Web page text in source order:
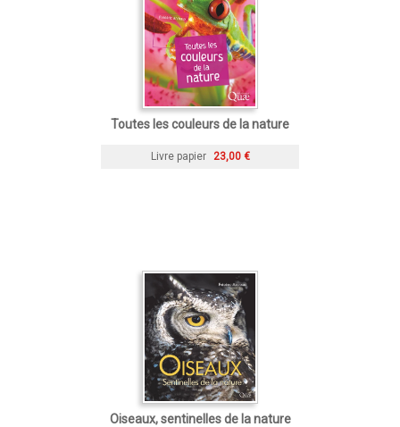
Toutes les couleurs de la nature
Livre papier 23,00 €
Oiseaux, sentinelles de la nature